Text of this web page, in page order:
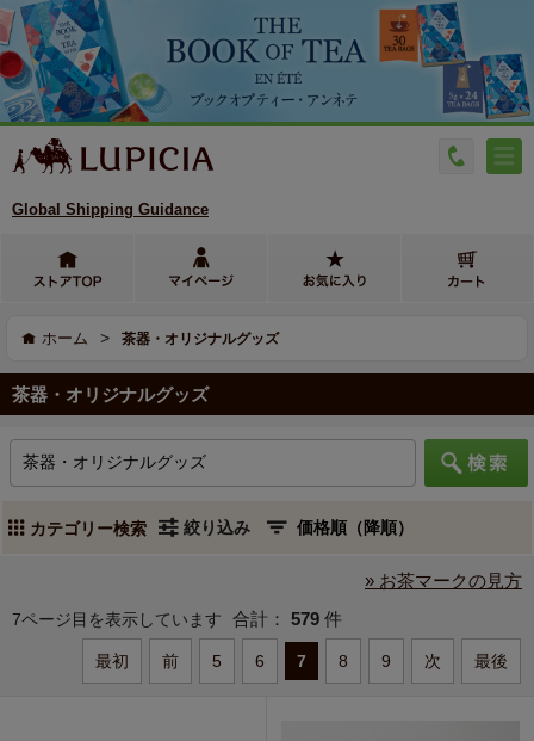
Global Shipping Guidance
ホーム > 茶器・オリジナルグッズ
茶器・オリジナルグッズ
カテゴリー検索 絞り込み
» お茶マークの見方
7ページ目を表示しています 合計： 579 件
最初 前 5 6 7 8 9 次 最後